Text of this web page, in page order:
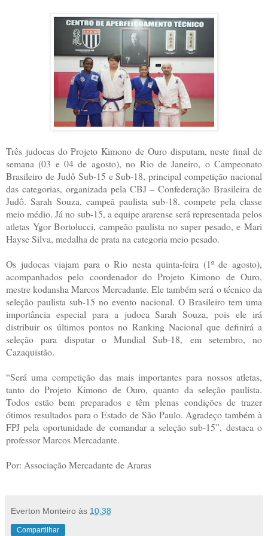
Três judocas do Projeto Kimono de Ouro disputam, neste final de
semana (03 e 04 de agosto), no Rio de Janeiro, o Campeonato
Brasileiro de Judô Sub-15 e Sub-18, principal competição nacional
das categorias, organizada pela CBJ – Confederação Brasileira de
Judô. Sarah Souza, campeã paulista sub-18, compete pela classe
meio médio. Já no sub-15, a equipe ararense será representada pelos
atletas Ygor Bortolucci, campeão paulista no super pesado, e Mari
Hayse Silva, medalha de prata na categoria meio pesado.
Os judocas viajam para o Rio nesta quinta-feira (1º de agosto),
acompanhados pelo coordenador do Projeto Kimono de Ouro,
mestre kodansha Marcos Mercadante. Ele também será o técnico da
seleção paulista sub-15 no evento nacional. O Brasileiro tem uma
importância especial para a judoca Sarah Souza, pois ele irá
distribuir os últimos pontos no Ranking Nacional que definirá a
seleção para disputar o Mundial Sub-18, em setembro, no
Cazaquistão.
“Será uma competição das mais importantes para nossos atletas,
tanto do Projeto Kimono de Ouro, quanto da seleção paulista.
Todos estão bem preparados e têm plenas condições de trazer
ótimos resultados para o Estado de São Paulo. Agradeço também à
FPJ pela oportunidade de comandar a seleção sub-15”, destaca o
professor Marcos Mercadante.
Por: Associação Mercadante de Araras
Everton Monteiro às 10:38
Compartilhar